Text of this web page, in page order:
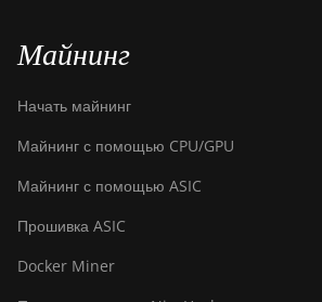
Майнинг
Начать майнинг
Майнинг с помощью CPU/GPU
Майнинг с помощью ASIC
Прошивка ASIC
Docker Miner